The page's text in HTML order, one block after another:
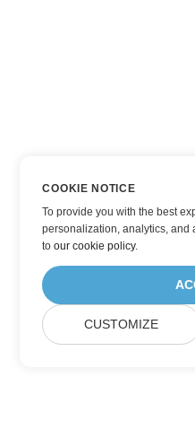
COOKIE NOTICE
To provide you with the best
personalization, analytics, and
toour cookie policy.
CUSTOMIZE